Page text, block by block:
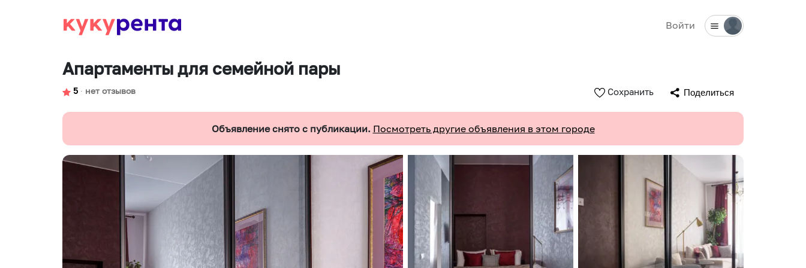
Войти
Апартаменты для семейной пары
5 ∙ нет отзывов Сохранить Поделиться
Объявление снято с публикации. Посмотреть другие объявления в этом городе